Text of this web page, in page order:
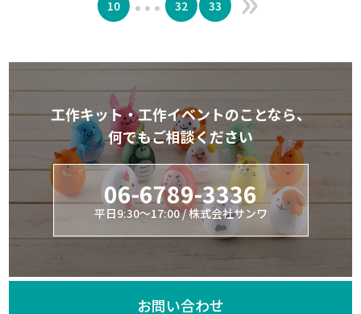
10
32 33
工作キット・工作イベントのことなら、
何でもご相談ください
06-6789-3336
平日9:30～17:00 / 株式会社サンワ
お問い合わせ